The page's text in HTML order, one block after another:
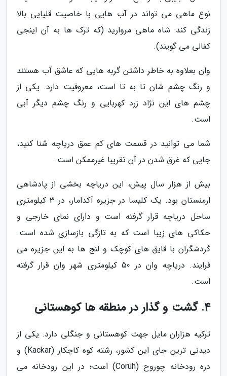
نوع ماهی می تواند در آب هایی با خاصیت قلیایی بالا
زندگی کند: شاه ماهی مروارید (که ترک ها به آن اینجی
کفالی می گویند).
وان بعلاوه به خاطر داشتن گربه هایی که عاشق آب هستند
و رنگ چشم شان تا به تا است، معروفیت دارد. یکی از
چشم های این نژاد زرد کهربایی و رنگ چشم دیگر آبی
است.
شما می توانید در قسمت های کم عمق دریاچه شنا کنید،
جایی که غرق شدن در آن تقریبا غیرممکن است.
بیش از هزار سال پیش، این دریاچه بخشی از پادشاهی
ارمنستان بود. یک کلیسا در جزیره آکدامار، در 3 کیلومتری
ساحل دریاچه قرار گرفته است و دارای نمای خارجی و
حکاکی های زیبا است که به تازگی بازسازی شده است.
گردشگران با قایق های کوچک و لنج ها به این جزیره می
فرایند. دریاچه وان در 50 کیلومتری شهر وان قرار گرفته
است.
4. گشت و گذار در منطقه ها کوهستانی
ترکیه هزاران مایل جهت کوهستانی و جنگلی دارد. یکی از
دیدنی ترین جای این کشور، رشته کوه کاچکار (Kackar) و
دره رودخانه چوروح (Coruh) است؛ در این رودخانه می